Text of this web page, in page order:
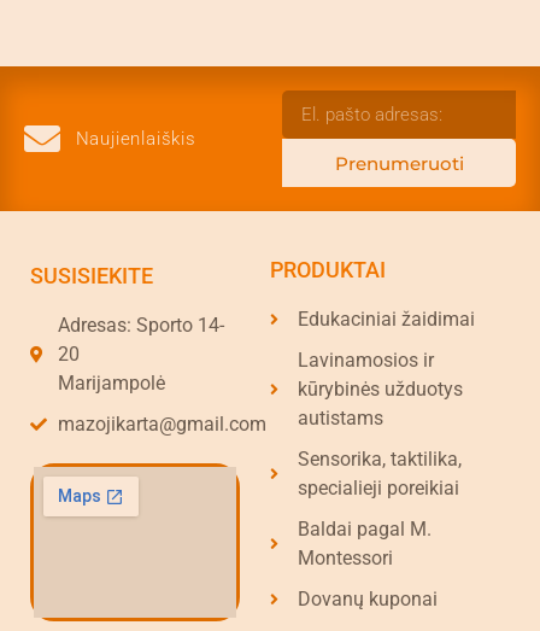
Naujienlaiškis
Prenumeruoti
SUSISIEKITE
Adresas: Sporto 14-
20
Marijampolė
mazojikarta@gmail.com
PRODUKTAI
Edukaciniai žaidimai
Lavinamosios ir
kūrybinės užduotys
autistams
Sensorika, taktilika,
specialieji poreikiai
Baldai pagal M.
Montessori
Dovanų kuponai